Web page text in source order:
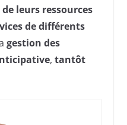
leurs ressources
de différents
gestion des
, tantôt